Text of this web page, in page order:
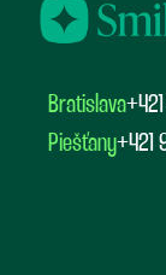
Bratislava
Piešťany+421